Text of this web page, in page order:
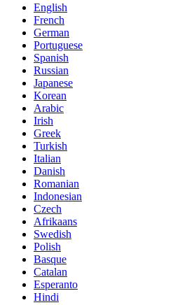
English
French
German
Portuguese
Spanish
Russian
Japanese
Korean
Arabic
Irish
Greek
Turkish
Italian
Danish
Romanian
Indonesian
Czech
Afrikaans
Swedish
Polish
Basque
Catalan
Esperanto
Hindi